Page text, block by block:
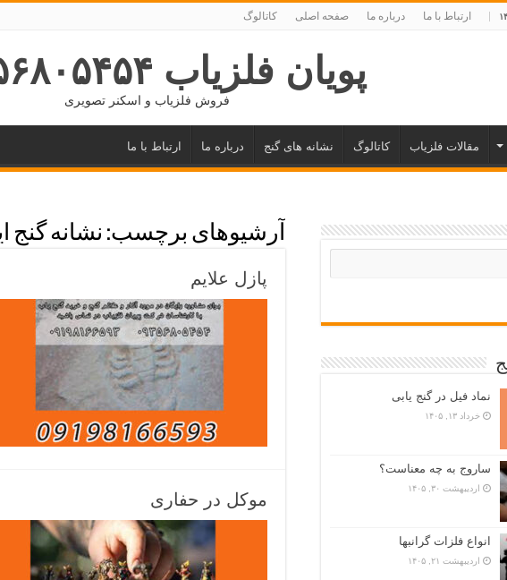
ارتباط با ما درباره ما صفحه اصلی کاتالوگ
پویان فلزیاب ۰۹۳۵۶۸۰۵۴۵۴
فروش فلزیاب و اسکنر تصویری
مقالات فلزیاب کاتالوگ نشانه های گنج درباره ما ارتباط با ما
آرشیوهای برچسب: نشانه گنج
پازل علایم
موکل در حفاری
نماد فیل در گنج یابی
خرداد ۱۳, ۱۴۰۵
ساروج به چه معناست؟
اردیبهشت ۳۰, ۱۴۰۵
انواع فلزات گرانبها
اردیبهشت ۲۱, ۱۴۰۵